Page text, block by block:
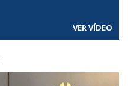
VER VÍDEO